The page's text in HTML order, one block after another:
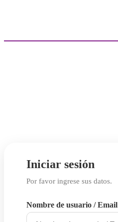
Iniciar sesión
Por favor ingrese sus datos.
Nombre de usuario / Email